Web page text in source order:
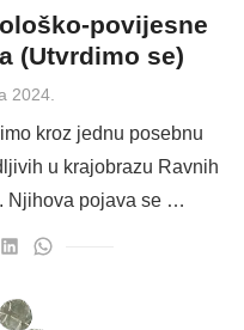
povijesne
(Utvrdimo se)
2024.
kroz jednu posebnu
u krajobrazu Ravnih
Njihova pojava se …